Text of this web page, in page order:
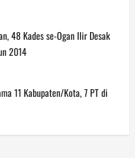
48 Kades se-Ogan Ilir Desak
2014
11 Kabupaten/Kota, 7 PT di